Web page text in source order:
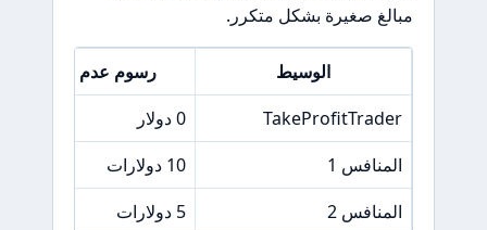
مبالغ صغيرة بشكل متكرر.
الوسيط
رسوم عدم النشاط
TakeProfitTrader
0 دولار
المنافس 1
10 دولارات
المنافس 2
5 دولارات